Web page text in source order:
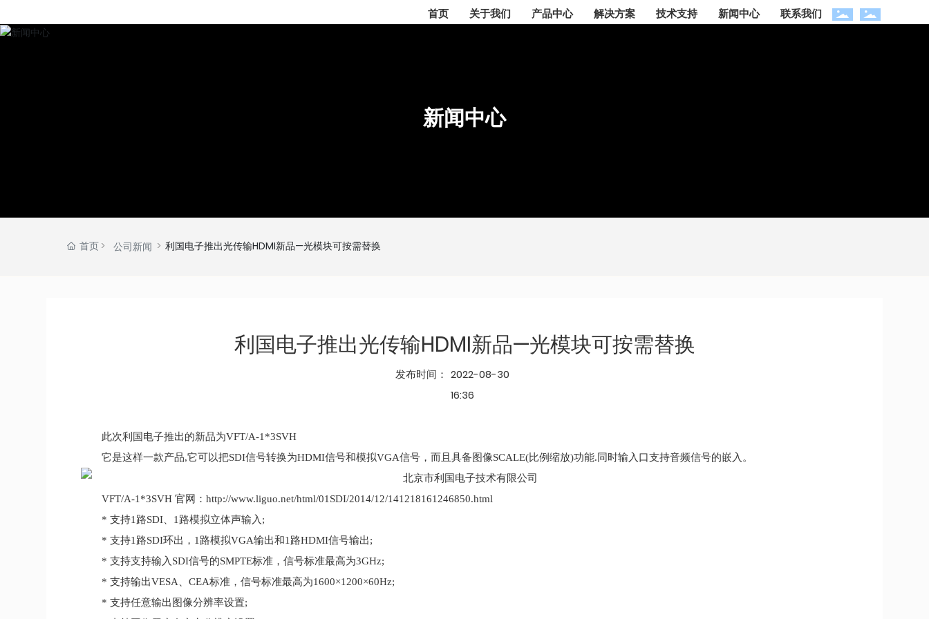
首页 关于我们 产品中心 解决方案 技术支持 新闻中心 联系我们
新闻中心
新闻中心
新闻中心
首页 公司新闻 利国电子推出光传输HDMI新品—光模块可按需替换
利国电子推出光传输HDMI新品—光模块可按需替换
发布时间： 2022-08-30
16:36
此次利国电子推出的新品为VFT/A-1*3SVH
它是这样一款产品,它可以把SDI信号转换为HDMI信号和模拟VGA信号，而且具备图像SCALE(比例缩放)功能.同时输入口支持音频信号的嵌入。
VFT/A-1*3SVH 官网：http://www.liguo.net/html/01SDI/2014/12/141218161246850.html
* 支持1路SDI、1路模拟立体声输入;
* 支持1路SDI环出，1路模拟VGA输出和1路HDMI信号输出;
* 支持支持输入SDI信号的SMPTE标准，信号标准最高为3GHz;
* 支持输出VESA、CEA标准，信号标准最高为1600×1200×60Hz;
* 支持任意输出图像分辨率设置;